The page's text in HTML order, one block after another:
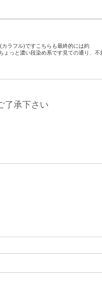
ラフル)ですこちらも最終的には約
ょっと濃い段染め系です見ての通り、不
了承下さい